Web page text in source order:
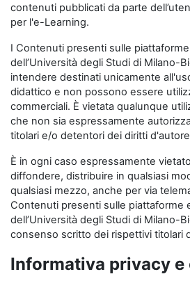
contenuti pubblicati da parte
per l'e-Learning.
I Contenuti presenti sulle
dell’Università degli Studi di Milano-
intendere destinati unicamente
didattico e non possono essere
commerciali. È vietata qualunque
che non sia espressamente
titolari e/o detentori dei diritti
È in ogni caso espressamente
diffondere, distribuire in qualsiasi
qualsiasi mezzo, anche per via
Contenuti presenti sulle piattaforme
dell’Università degli Studi di Milano-
consenso scritto dei rispettivi titolari
Informativa privacy e